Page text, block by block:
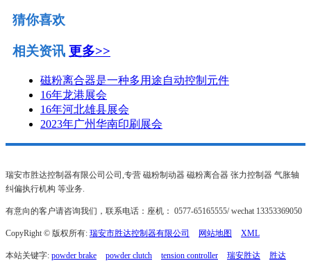
猜你喜欢
相关资讯 更多>>
磁粉离合器是一种多用途自动控制元件
16年龙港展会
16年河北雄县展会
2023年广州华南印刷展会
瑞安市胜达控制器有限公司公司,专营 磁粉制动器 磁粉离合器 张力控制器 气胀轴
纠偏执行机构 等业务.
有意向的客户请咨询我们，联系电话：座机： 0577-65165555/ wechat 13353369050
CopyRight © 版权所有: 瑞安市胜达控制器有限公司 网站地图 XML
本站关键字: powder brake powder clutch tension controller 瑞安胜达 胜达